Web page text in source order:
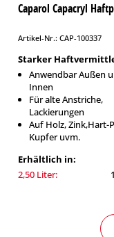
Caparol Capacryl
Artikel-Nr.: CAP-100337
Starker
Anwendbar Außen
Innen
Für alte Anstriche,
Lackierungen
Auf Holz, Zink,Hart-
Kupfer uvm.
Erhältlich in:
2,50 Liter: